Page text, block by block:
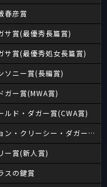
春彦賞
サ賞(最優秀長篇賞)
サ賞(最優秀処女長篇賞)
ソニー賞(長編賞)
ガー賞(MWA賞)
ルド・ダガー賞(CWA賞)
ン・クリーシー・ダガー賞
ー賞(新人賞)
スの鍵賞